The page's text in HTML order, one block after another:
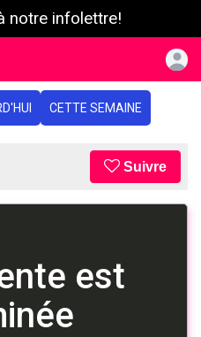
notre infolettre!
CETTE SEMAINE
Suivre
est